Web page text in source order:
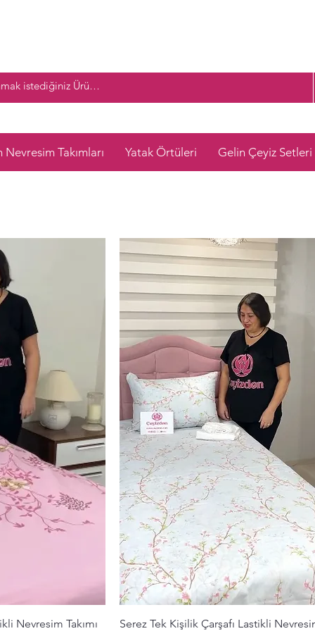
Nevresim Takımları Yatak Örtüleri Gelin Çeyiz Setleri
Nevresim Takımı
Hızlı Bakış
Serez Tek Kişilik Çarşafı Lastikli